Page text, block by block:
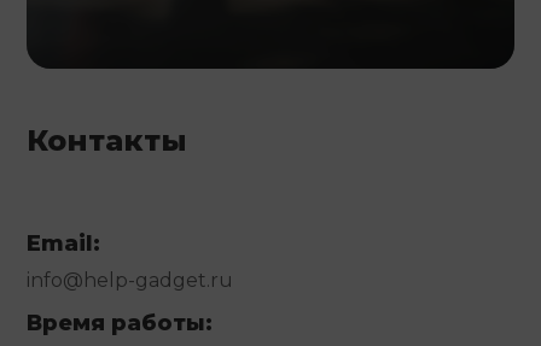
Контакты
Email:
info@help-gadget.ru
Время работы: